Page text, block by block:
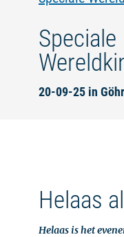
Speciale
20-09-25 in
Helaas
Helaas is het